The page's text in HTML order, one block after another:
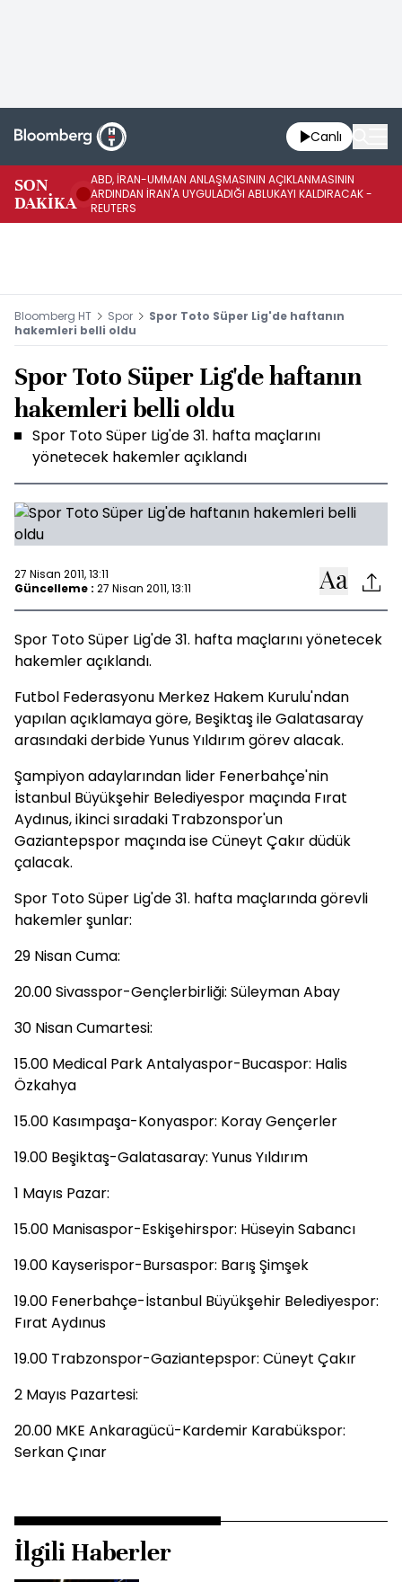
Canlı
SON
DAKİKA
ABD, İRAN-UMMAN ANLAŞMASININ AÇIKLANMASININ
ARDINDAN İRAN'A UYGULADIĞI ABLUKAYI KALDIRACAK -
REUTERS
Bloomberg HT Spor
Spor Toto Süper Lig'de haftanın
hakemleri belli oldu
Spor Toto Süper Lig'de haftanın
hakemleri belli oldu
Spor Toto Süper Lig'de 31. hafta maçlarını
yönetecek hakemler açıklandı
27 Nisan 2011, 13:11
Güncelleme : 27 Nisan 2011, 13:11
Spor Toto Süper Lig'de 31. hafta maçlarını yönetecek
hakemler açıklandı.
Futbol Federasyonu Merkez Hakem Kurulu'ndan
yapılan açıklamaya göre, Beşiktaş ile Galatasaray
arasındaki derbide Yunus Yıldırım görev alacak.
Şampiyon adaylarından lider Fenerbahçe'nin
İstanbul Büyükşehir Belediyespor maçında Fırat
Aydınus, ikinci sıradaki Trabzonspor'un
Gaziantepspor maçında ise Cüneyt Çakır düdük
çalacak.
Spor Toto Süper Lig'de 31. hafta maçlarında görevli
hakemler şunlar:
29 Nisan Cuma:
20.00 Sivasspor-Gençlerbirliği: Süleyman Abay
30 Nisan Cumartesi:
15.00 Medical Park Antalyaspor-Bucaspor: Halis
Özkahya
15.00 Kasımpaşa-Konyaspor: Koray Gençerler
19.00 Beşiktaş-Galatasaray: Yunus Yıldırım
1 Mayıs Pazar:
15.00 Manisaspor-Eskişehirspor: Hüseyin Sabancı
19.00 Kayserispor-Bursaspor: Barış Şimşek
19.00 Fenerbahçe-İstanbul Büyükşehir Belediyespor:
Fırat Aydınus
19.00 Trabzonspor-Gaziantepspor: Cüneyt Çakır
2 Mayıs Pazartesi:
20.00 MKE Ankaragücü-Kardemir Karabükspor:
Serkan Çınar
İlgili Haberler